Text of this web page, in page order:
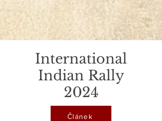
International
Indian Rally
2024
Článek